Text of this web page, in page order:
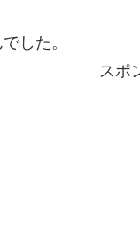
した。
スポ